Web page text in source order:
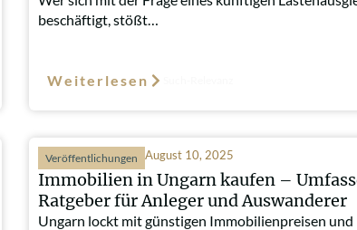
beschäftigt, stößt…
Weiterlesen
Veröffentlichungen August 10, 2025
Immobilien in Ungarn kaufen –
Ratgeber für Anleger und Auswanderer
Ungarn lockt mit günstigen Immobilienpreisen und